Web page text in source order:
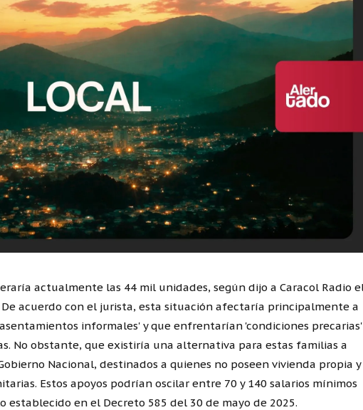
actualmente las 44 mil unidades, según dijo a Caracol Radio
acuerdo con el jurista, esta situación afectaría principalmente a
informales' y que enfrentarían 'condiciones precarias'
No obstante, que existiría una alternativa para estas familias a
Nacional, destinados a quienes no poseen vivienda propia y
Estos apoyos podrían oscilar entre 70 y 140 salarios mínimos
establecido en el Decreto 585 del 30 de mayo de 2025.